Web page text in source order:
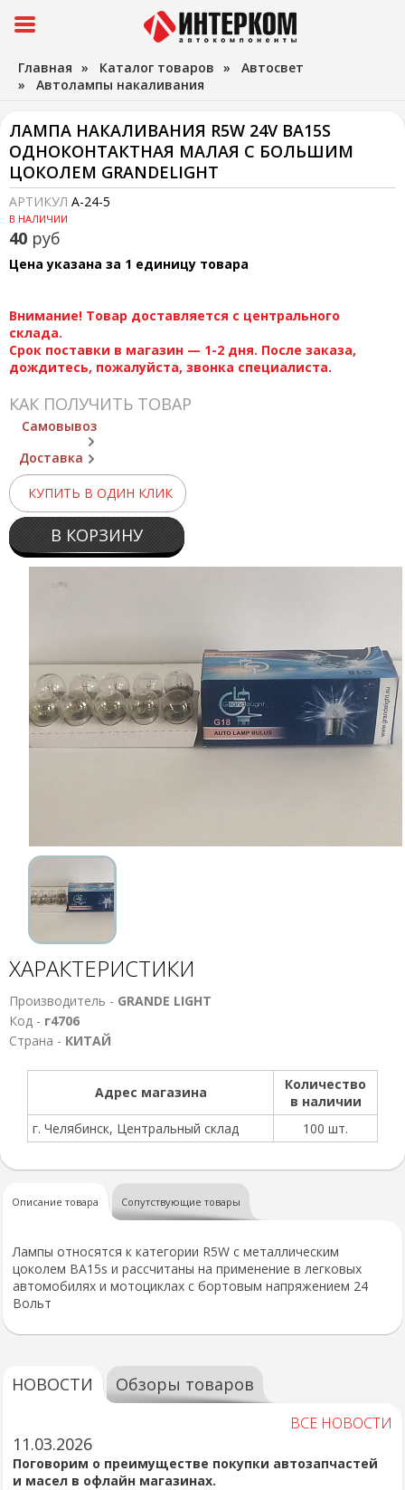
Главная » Каталог товаров » Автосвет
» Автолампы накаливания
ЛАМПА НАКАЛИВАНИЯ R5W 24V BA15S
ОДНОКОНТАКТНАЯ МАЛАЯ С БОЛЬШИМ
ЦОКОЛЕМ GRANDELIGHT
АРТИКУЛ А-24-5
В НАЛИЧИИ
40 руб
Цена указана за 1 единицу товара
Внимание! Товар доставляется с центрального
склада.
Срок поставки в магазин — 1-2 дня. После заказа,
дождитесь, пожалуйста, звонка специалиста.
КАК ПОЛУЧИТЬ ТОВАР
Самовывоз
Доставка
КУПИТЬ В ОДИН КЛИК
В КОРЗИНУ
ХАРАКТЕРИСТИКИ
Производитель - GRANDE LIGHT
Код - г4706
Страна - КИТАЙ
Адрес магазина
Количество
в наличии
г. Челябинск, Центральный склад
100 шт.
Описание товара Сопутствующие товары
Лампы относятся к категории R5W с металлическим
цоколем BA15s и рассчитаны на применение в легковых
автомобилях и мотоциклах с бортовым напряжением 24
Вольт
НОВОСТИ Обзоры товаров
ВСЕ НОВОСТИ
11.03.2026
Поговорим о преимуществе покупки автозапчастей
и масел в офлайн магазинах.